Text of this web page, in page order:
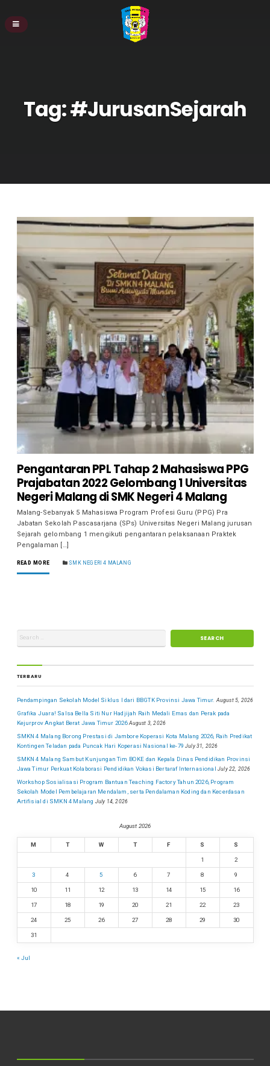
Tag:#JurusanSejarah
Pengantaran PPL Tahap 2 Mahasiswa PPG
Prajabatan 2022 Gelombang 1 Universitas
Negeri Malang di SMK Negeri 4 Malang
Malang-Sebanyak 5 Mahasiswa Program Profesi Guru (PPG) Pra
Jabatan Sekolah Pascasarjana (SPs) Universitas Negeri Malang jurusan
Sejarah gelombang 1 mengikuti pengantaran pelaksanaan Praktek
Pengalaman […]
READ MORE SMK NEGERI 4 MALANG
TERBARU
Pendampingan Sekolah Model Siklus I dari BBGTK Provinsi Jawa Timur. August 5, 2026
Grafika Juara! Salsa Bella Siti Nur Hadjijah Raih Medali Emas dan Perak pada
Kejurprov Angkat Berat Jawa Timur 2026 August 3, 2026
SMKN 4 Malang Borong Prestasi di Jambore Koperasi Kota Malang 2026, Raih Predikat
Kontingen Teladan pada Puncak Hari Koperasi Nasional ke-79 July 31, 2026
SMKN 4 Malang Sambut Kunjungan Tim BOKE dan Kepala Dinas Pendidikan Provinsi
Jawa Timur Perkuat Kolaborasi Pendidikan Vokasi Bertaraf Internasional July 22, 2026
Workshop Sosialisasi Program Bantuan Teaching Factory Tahun 2026, Program
Sekolah Model Pembelajaran Mendalam, serta Pendalaman Koding dan Kecerdasan
Artifisial di SMKN 4 Malang July 14, 2026
August 2026
M T W T F S S
1 2
3 4 5 6 7 8 9
10 11 12 13 14 15 16
17 18 19 20 21 22 23
24 25 26 27 28 29 30
31
« Jul